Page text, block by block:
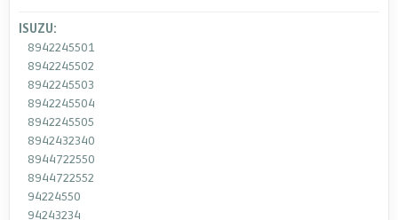
ISUZU:
8942245501
8942245502
8942245503
8942245504
8942245505
8942432340
8944722550
8944722552
94224550
94243234